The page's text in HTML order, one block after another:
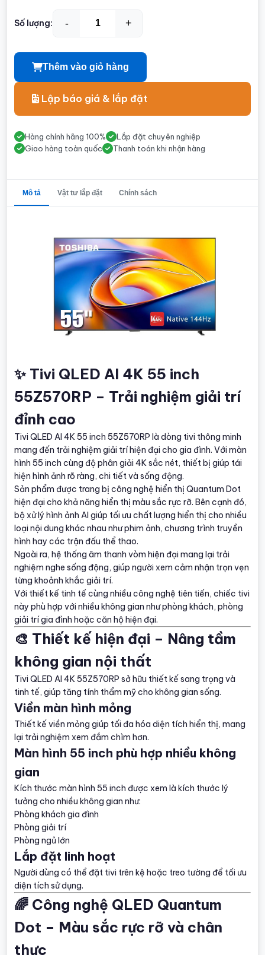
Số lượng: - +
Thêm vào giỏ hàng
Lập báo giá & lắp đặt
Hàng chính hãng 100%
Lắp đặt chuyên nghiệp
Giao hàng toàn quốc
Thanh toán khi nhận hàng
Mô tả Vật tư lắp đặt Chính sách
✨ Tivi QLED AI 4K 55 inch
55Z570RP – Trải nghiệm giải trí
đỉnh cao
Tivi QLED AI 4K 55 inch 55Z570RP là dòng tivi thông minh
mang đến trải nghiệm giải trí hiện đại cho gia đình. Với màn
hình 55 inch cùng độ phân giải 4K sắc nét, thiết bị giúp tái
hiện hình ảnh rõ ràng, chi tiết và sống động.
Sản phẩm được trang bị công nghệ hiển thị Quantum Dot
hiện đại cho khả năng hiển thị màu sắc rực rỡ. Bên cạnh đó,
bộ xử lý hình ảnh AI giúp tối ưu chất lượng hiển thị cho nhiều
loại nội dung khác nhau như phim ảnh, chương trình truyền
hình hay các trận đấu thể thao.
Ngoài ra, hệ thống âm thanh vòm hiện đại mang lại trải
nghiệm nghe sống động, giúp người xem cảm nhận trọn vẹn
từng khoảnh khắc giải trí.
Với thiết kế tinh tế cùng nhiều công nghệ tiên tiến, chiếc tivi
này phù hợp với nhiều không gian như phòng khách, phòng
giải trí gia đình hoặc căn hộ hiện đại.
🎨 Thiết kế hiện đại – Nâng tầm
không gian nội thất
Tivi QLED AI 4K 55Z570RP sở hữu thiết kế sang trọng và
tinh tế, giúp tăng tính thẩm mỹ cho không gian sống.
Viền màn hình mỏng
Thiết kế viền mỏng giúp tối đa hóa diện tích hiển thị, mang
lại trải nghiệm xem đắm chìm hơn.
Màn hình 55 inch phù hợp nhiều không
gian
Kích thước màn hình 55 inch được xem là kích thước lý
tưởng cho nhiều không gian như:
Phòng khách gia đình
Phòng giải trí
Phòng ngủ lớn
Lắp đặt linh hoạt
Người dùng có thể đặt tivi trên kệ hoặc treo tường để tối ưu
diện tích sử dụng.
🌈 Công nghệ QLED Quantum
Dot – Màu sắc rực rỡ và chân
thực